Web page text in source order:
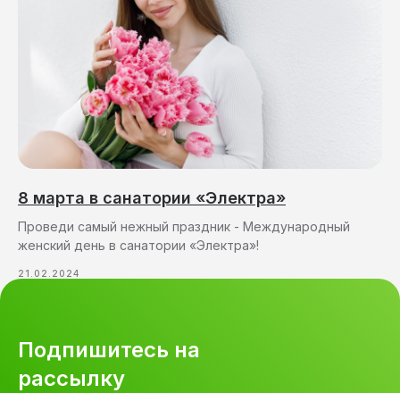
8 марта в санатории «Электра»
Проведи самый нежный праздник - Международный
женский день в санатории «Электра»!
21.02.2024
и будьте в
Подпишитесь на
рассылку
и будьте в курсе
актуальных новостей
санатория Электра
Подпишитесь на
рассылку